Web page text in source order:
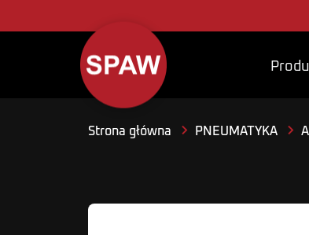
Strona główna PNEUMATYKA